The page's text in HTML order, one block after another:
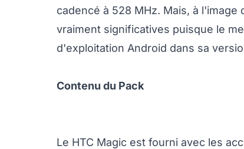
cadencé à 528 MHz. Mais, à
vraiment significatives puisque le
d'exploitation Android dans sa
Contenu du Pack
Le HTC Magic est fourni avec les